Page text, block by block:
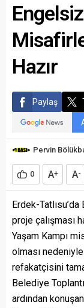
Hazır
Paylaş
Pervin
0 A+ A-
Erdek-
proje çalışması
Yaşam Kampı
olması
refakatçisini
Belediye
ardından